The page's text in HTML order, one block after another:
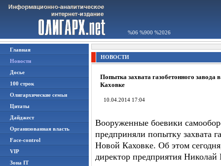
%06 %900 %2026
Главная
Новости
Досье
100 строк
Олигархические семьи
Цитаты
Дайджест
Организованная власть
Face-control
VIP
Зона IT
НОВОСТИ
Попытка захвата газобетонного завода
Каховке
10.04.2014 17:04
Вооруженные боевики
предприняли попытку захвата
Новой Каховке. Об этом
директор предприятия